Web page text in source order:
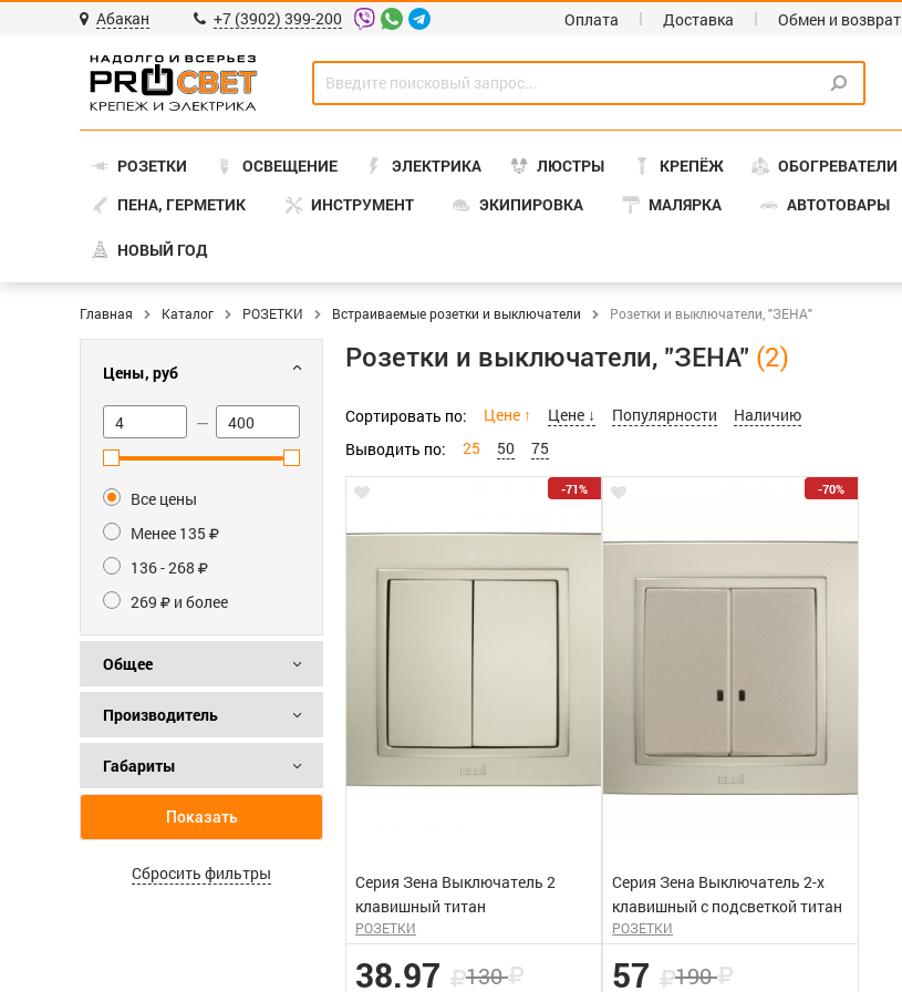
Абакан +7 (3902) 399-200 Оплата Доставка Обмен и возврат
РОЗЕТКИ ОСВЕЩЕНИЕ ЭЛЕКТРИКА ЛЮСТРЫ КРЕПЁЖ ОБОГРЕВАТЕЛИ
ПЕНА, ГЕРМЕТИК
ИНСТРУМЕНТ ЭКИПИРОВКА МАЛЯРКА АВТОТОВАРЫ
НОВЫЙ ГОД
Главная Каталог РОЗЕТКИ Встраиваемые розетки и выключатели Розетки и выключатели, "ЗЕНА"
Цены, руб
—
Все цены
Менее 135
136 - 268
269
и более
Общее
Производитель
Габариты
Показать
Сбросить фильтры
Розетки и выключатели, "ЗЕНА"
Сортировать по: Цене ↑ Цене ↓ Популярности
Наличию
Выводить по:
25 50 75
Серия Зена Выключатель 2
клавишный титан
-71%
РОЗЕТКИ
38.97 130
Серия Зена Выключатель 2-х
клавишный с подсветкой титан
-70%
РОЗЕТКИ
57 190